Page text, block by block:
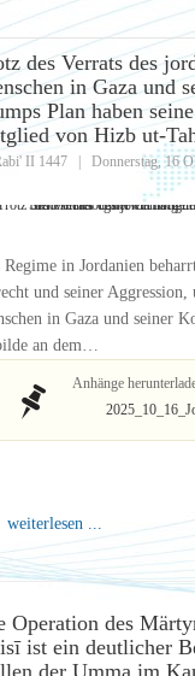
des Verrats des
in Gaza und
Plan haben
von Hizb ut-
II 1447 |Donnerstag, 16
Regime in Jordanien
und seiner Aggression,
in Gaza und seiner
an dem…
Anhänge
weiterlesen ...
Operation des
ist ein deutlicher
der Umma im